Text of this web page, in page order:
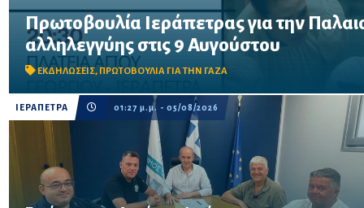
Πρωτοβουλία Ιεράπετρας για την
αλληλεγγύης στις 9 Αυγούστου
ΕΚΔΗΛΩΣΕΙΣ, ΠΡΩΤΟΒΟΥΛΙΑ ΓΙΑ ΤΗΝ ΓΑΖΑ
Στήριξη στην κινητοποίηση κατά της άφιξης του «Crown Iris»
της βραβευμένης ταινίας «Η Φωνή της Χιντ Ρατζάμπ», στις 20:30
ΙΕΡΑΠΕΤΡΑ 01:27 μ.μ. - 05/08/2026